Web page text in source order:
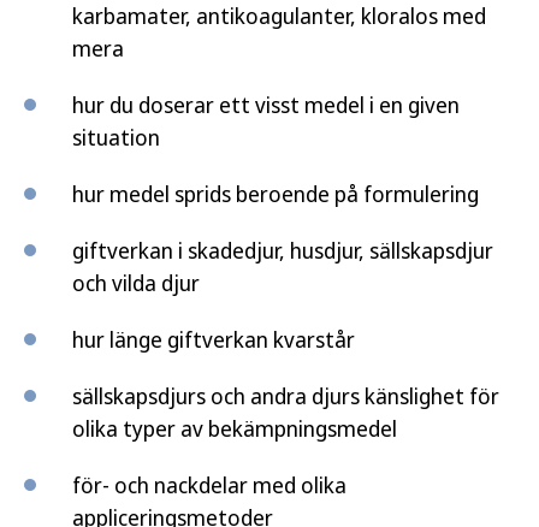
karbamater, antikoagulanter, kloralos med
mera
hur du doserar ett visst medel i en given
situation
hur medel sprids beroende på formulering
giftverkan i skadedjur, husdjur, sällskapsdjur
och vilda djur
hur länge giftverkan kvarstår
sällskapsdjurs och andra djurs känslighet för
olika typer av bekämpningsmedel
för- och nackdelar med olika
appliceringsmetoder